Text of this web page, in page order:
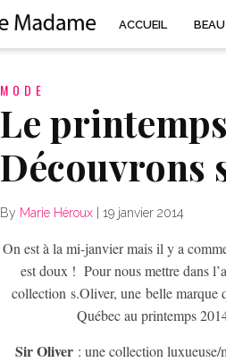
ACCUEIL
MODE
Le
Découvrons
By Marie Héroux 19 janvier 2014
On est à la mi-janvier mais il y a
est doux ! Pour nous mettre dans
collection s.Oliver, une belle
Québec au printemps
Sir Oliver: une collection luxueuse/